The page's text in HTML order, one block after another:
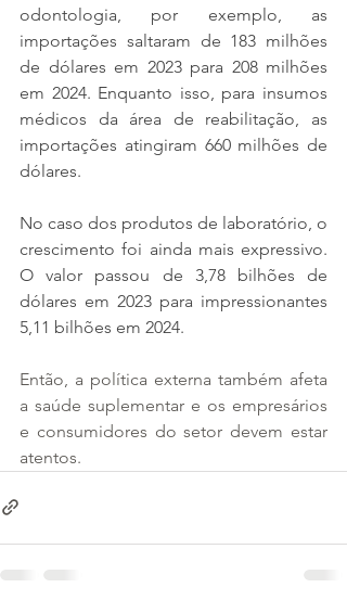
odontologia, por exemplo, as
importações saltaram de 183 milhões
de dólares em 2023 para 208 milhões
em 2024. Enquanto isso, para insumos
médicos da área de reabilitação, as
importações atingiram 660 milhões de
dólares.
No caso dos produtos de laboratório, o
crescimento foi ainda mais expressivo.
O valor passou de 3,78 bilhões de
dólares em 2023 para impressionantes
5,11 bilhões em 2024.
Então, a política externa também afeta
a saúde suplementar e os empresários
e consumidores do setor devem estar
atentos.